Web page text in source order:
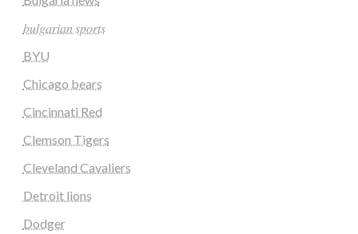
𝑏𝑢𝑙𝑔𝑎𝑟𝑖𝑎𝑛 𝑠𝑝𝑜𝑟𝑡𝑠
BYU
Chicago bears
Cincinnati Red
Clemson Tigers
Cleveland Cavaliers
Detroit lions
Dodger